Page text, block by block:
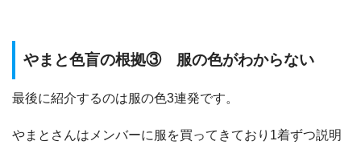
やまと色盲の根拠③ 服の色がわからない
最後に紹介するのは服の色3連発です。
やまとさんはメンバーに服を買ってきており1着ずつ説明